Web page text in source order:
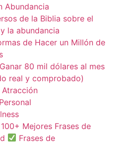
Abundancia
de la Biblia sobre el
la abundancia
de Hacer un Millón de
80 mil dólares al mes
real y comprobado)
Atracción
Mejores Frases de
Frases de